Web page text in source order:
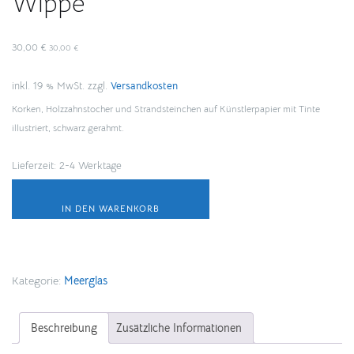
30,00 € 30,00 €
inkl. 19 % MwSt. zzgl. Versandkosten
Korken, Holzzahnstocher und Strandsteinchen auf Künstlerpapier mit Tinte
illustriert, schwarz gerahmt.
Lieferzeit: 2-4 Werktage
IN DEN WARENKORB
Kategorie: Meerglas
Beschreibung Zusätzliche Informationen